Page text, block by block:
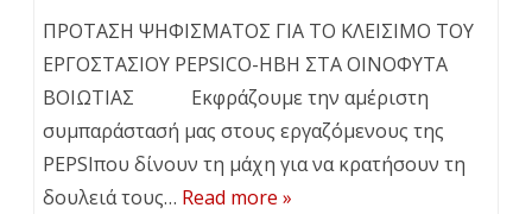
ΠΡΟΤΑΣΗ ΨΗΦΙΣΜΑΤΟΣ ΓΙΑ ΤΟ ΚΛΕΙΣΙΜΟ ΤΟΥ
ΕΡΓΟΣΤΑΣΙΟΥ PEPSICO-ΗΒΗ ΣΤΑ ΟΙΝΟΦΥΤΑ
ΒΟΙΩΤΙΑΣ Εκφράζουμε την αμέριστη
συμπαράστασή μας στους εργαζόμενους της
PEPSIπου δίνουν τη μάχη για να κρατήσουν τη
δουλειά τους… Read more »